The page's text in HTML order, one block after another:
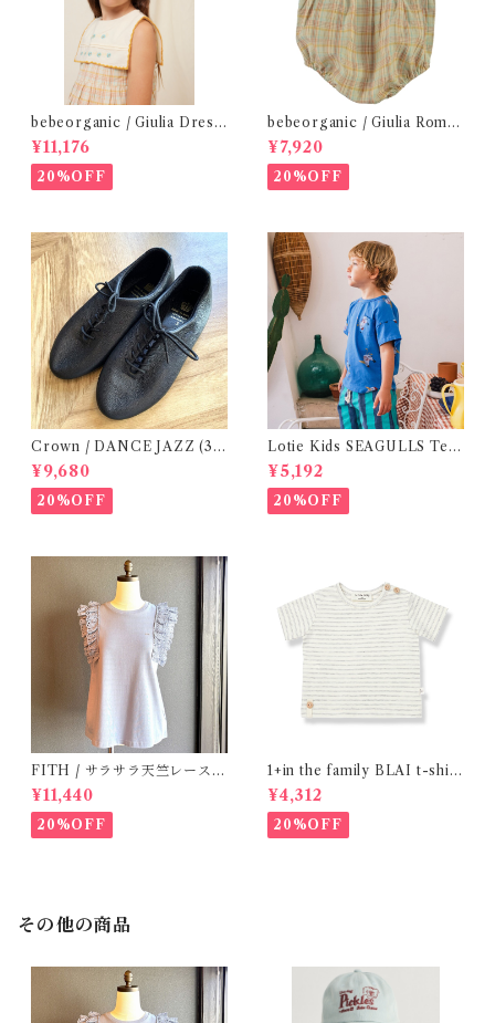
bebeorganic / Giulia Dress
Lagoon Check (2-6y)
¥11,176
20%OFF
bebeorganic / Giulia Romp
er Lagoon Check( 6・12ｍ)
¥7,920
20%OFF
Crown / DANCE JAZZ (3:2
2cm / 6:24-24,5 ) Black
¥9,680
20%OFF
Lotie Kids SEAGULLS Tee
(12m- 8Y)
¥5,192
20%OFF
FITH / サラサラ天竺レースT
シャツ (BL) / 145・155
¥11,440
20%OFF
1+in the family BLAI t-shirt
(Grey)
¥4,312
20%OFF
その他の商品